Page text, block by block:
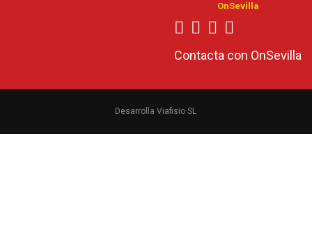
OnSevilla
Contacta con OnSevilla
Desarrolla Viafisio SL